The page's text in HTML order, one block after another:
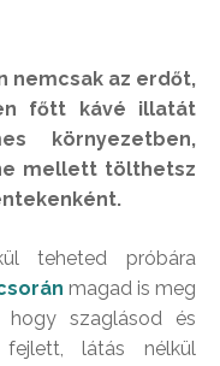
nemcsak az erdőt,
főtt kávé illatát
környezetben,
mellett tölthetsz
teheted próbára
magad is meg
szaglásod és
fejlett, látás nélkül